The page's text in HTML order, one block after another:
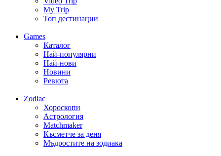
My Trip
Топ дестинации
Games
Каталог
Най-популярни
Най-нови
Новини
Ревюта
Zodiac
Хороскопи
Астрология
Matchmaker
Късметче за деня
Мъдростите на зодиака